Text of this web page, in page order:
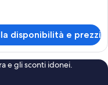
disponibilità e prezzi
e gli sconti idonei.